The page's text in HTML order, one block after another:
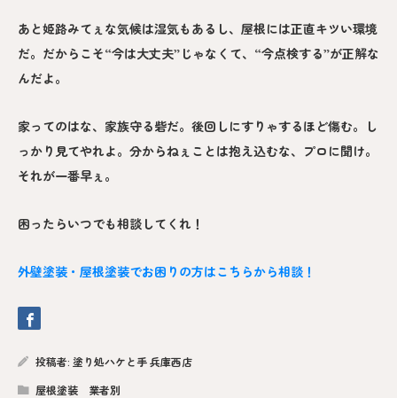
あと姫路みてぇな気候は湿気もあるし、屋根には正直キツい環境
だ。だからこそ“今は大丈夫”じゃなくて、“今点検する”が正解な
んだよ。
家ってのはな、家族守る砦だ。後回しにすりゃするほど傷む。し
っかり見てやれよ。分からねぇことは抱え込むな、プロに聞け。
それが一番早ぇ。
困ったらいつでも相談してくれ！
外壁塗装・屋根塗装でお困りの方はこちらから相談！
投稿者: 塗り処ハケと手 兵庫西店
屋根塗装 業者別